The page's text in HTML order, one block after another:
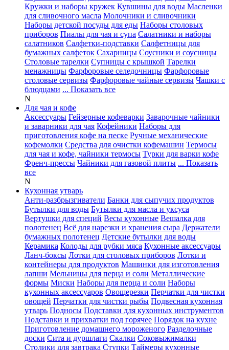
Кружки и наборы кружек Кувшины для воды Масленки
для сливочного масла Молочники и сливочники
Наборы детской посуды для еды Наборы столовых
приборов Пиалы для чая и супа Салатники и наборы
салатников Салфетки-подставки Салфетницы для
бумажных салфеток Сахарницы Соусники и соусницы
Столовые тарелки Супницы с крышкой Тарелки
менажницы Фарфоровые селедочницы Фарфоровые
столовые сервизы Фарфоровые чайные сервизы Чашки с
блюдцами ... Показать все
N
Для чая и кофе
Аксессуары Гейзерные кофеварки Заварочные чайники
и заварники для чая Кофейники Наборы для
приготовления кофе на песке Ручные механические
кофемолки Средства для очистки кофемашин Термосы
для чая и кофе, чайники термосы Турки для варки кофе
Френч-прессы Чайники для газовой плиты ... Показать
все
N
Кухонная утварь
Анти-разбрызгиватели Банки для сыпучих продуктов
Бутылки для воды Бутылки для масла и уксуса
Вертушки для специй Весы кухонные Вешалка для
полотенец Всё для нарезки и хранения сыра Держатели
бумажных полотенец Детские бутылки для воды
Керамика Колоды для рубки мяса Кухонные аксессуары
Ланч-боксы Лотки для столовых приборов Лотки и
контейнеры для продуктов Машинки для изготовления
лапши Мельницы для перца и соли Металлические
формы Миски Наборы для перца и соли Наборы
кухонных аксессуаров Овощерезки Перчатки для чистки
овощей Перчатки для чистки рыбы Подвесная кухонная
утварь Подносы Подставки для кухонных инструментов
Подставки и прихватки под горячее Порядок на кухне
Приготовление домашнего мороженого Разделочные
доски Сита и дуршлаги Скалки Соковыжималки
Столики для завтрака Ступки Таймеры кухонные